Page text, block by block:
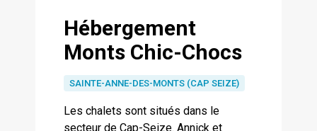
Hébergement
Monts Chic-Chocs
SAINTE-ANNE-DES-MONTS (CAP SEIZE)
Les chalets sont situés dans le
secteur de Cap-Seize. Annick et